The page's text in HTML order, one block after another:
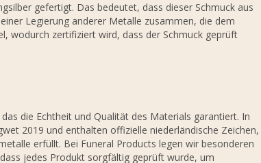
gefertigt. Das bedeutet, dass dieser Schmuck aus
Legierung anderer Metalle zusammen, die dem
wodurch zertifiziert wird, dass der Schmuck geprüft
die Echtheit und Qualität des Materials garantiert. In
2019 und enthalten offizielle niederländische Zeichen,
erfüllt. Bei Funeral Products legen wir besonderen
jedes Produkt sorgfältig geprüft wurde, um